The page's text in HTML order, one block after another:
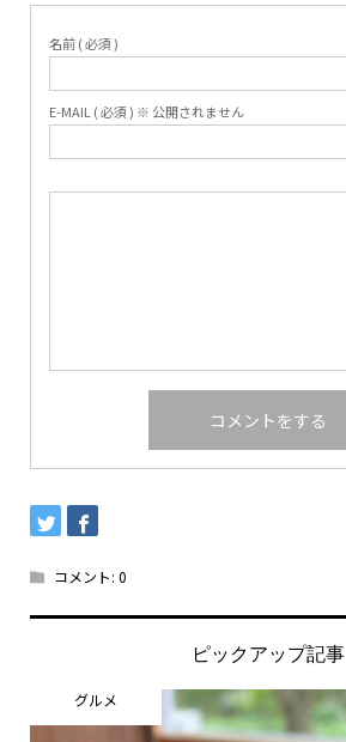
名前 ( 必須 )
E-MAIL ( 必須 ) ※ 公開されません
コメント: 0
ピックアップ記事
グルメ